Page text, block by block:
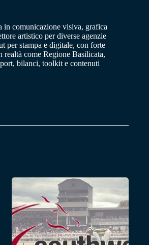
in comunicazione visiva, grafica
artistico per diverse agenzie
per stampa e digitale, con forte
come Regione Basilicata,
bilanci, toolkit e contenuti